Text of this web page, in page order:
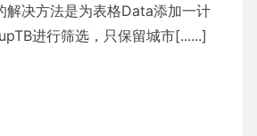
解决方法是为表格Data添加一计
进行筛选，只保留城市[......]